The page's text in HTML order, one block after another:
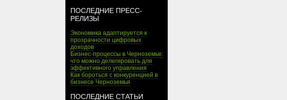
ПОСЛЕДНИЕ ПРЕСС-
РЕЛИЗЫ
Экономика адаптируется к
прозрачности цифровых
доходов
Бизнес-процессы в Черноземье:
что можно делегировать для
эффективного управления
Как бороться с конкуренцией в
бизнесе Черноземья
ПОСЛЕДНИЕ СТАТЬИ